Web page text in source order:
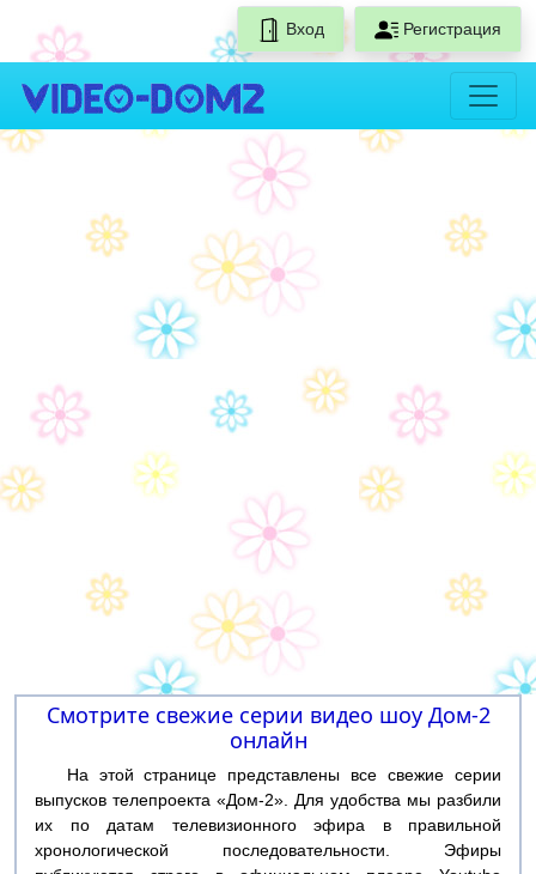
Вход Регистрация
Смотрите свежие серии видео шоу Дом-2
онлайн
На этой странице представлены все свежие серии
выпусков телепроекта «Дом-2». Для удобства мы разбили
их по датам телевизионного эфира в правильной
хронологической последовательности. Эфиры